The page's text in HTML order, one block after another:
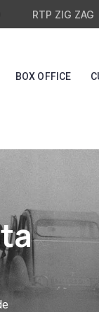
RTP ZIG ZAG
BOX OFFICE